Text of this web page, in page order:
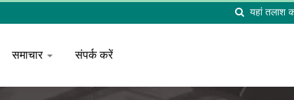
समाचार संपर्क करें